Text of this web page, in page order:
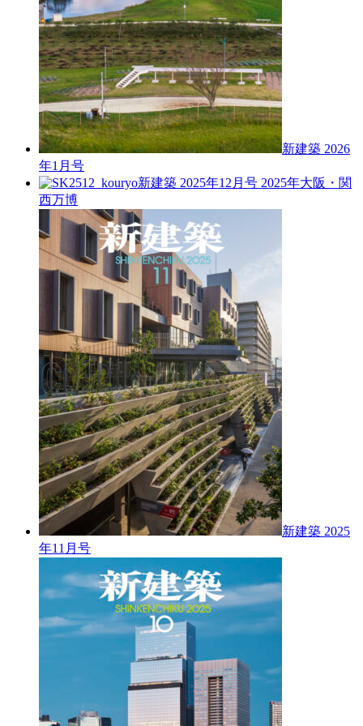
新建築 2026
年1月号
新建築 2025年12月号 2025年大阪・関
西万博
新建築 2025
年11月号